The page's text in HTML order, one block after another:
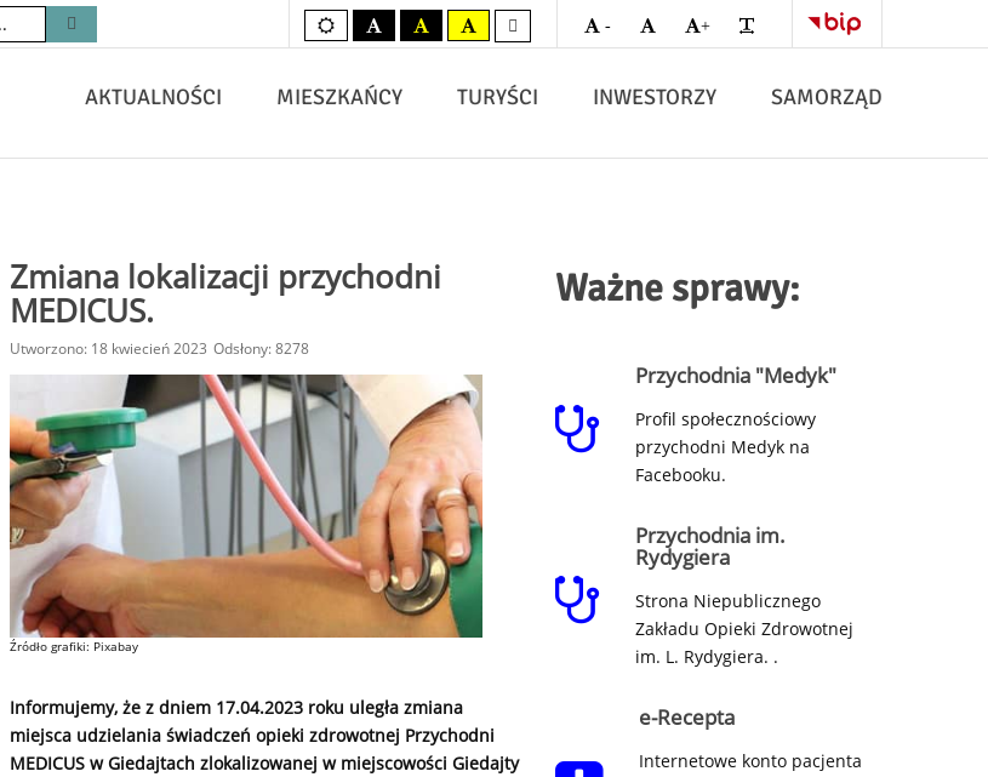
Kolory
domyślne
czarno-
biały
czarno-
żółty
żółto-
czarnyjęzyka
line
- Zmniejsz
czcionkę
Domyślna
czcionka
+ Zwiększ
czcionkę
Zwiększ
odstępy
AKTUALNOŚCI MIESZKAŃCY TURYŚCI INWESTORZY SAMORZĄD
Zmiana lokalizacji przychodni
MEDICUS.
Utworzono: 18 kwiecień 2023 Odsłony: 8278
Źródło grafiki: Pixabay
Informujemy, że z dniem 17.04.2023 roku uległa zmiana
miejsca udzielania świadczeń opieki zdrowotnej Przychodni
MEDICUS w Giedajtach zlokalizowanej w miejscowości Giedajty
Ważne sprawy:
Przychodnia "Medyk"
Profil społecznościowy
przychodni Medyk na
Facebooku.
Przychodnia im.
Rydygiera
Strona Niepublicznego
Zakładu Opieki Zdrowotnej
im. L. Rydygiera. .
e-Recepta
Internetowe konto pacjenta